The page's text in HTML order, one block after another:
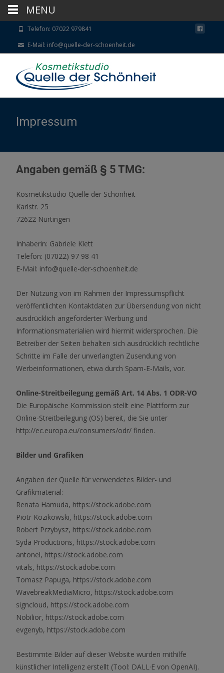
Telefon: 07022 979841
E-Mail: info@quelle-der-schoenheit.de
Impressum
Angaben gemäß § 5 TMG:
Kosmetikstudio Quelle der Schönheit
Karlstr. 25
72622 Nürtingen
Inhaberin: Gabriele Klett
Telefon: (07022) 97 98 41
E-Mail: info@quelle-der-schoenheit.de
Der Nutzung von im Rahmen der Impressumspflicht
veröffentlichten Kontaktdaten zur Übersendung von nicht
ausdrücklich angeforderter Werbung und
Informationsmaterialien wird hiermit widersprochen. Die
Betreiber der Seiten behalten sich ausdrücklich rechtliche
Schritte im Falle der unverlangten Zusendung von
Werbeinformationen, etwa durch Spam-E-Mails, vor.
Online-Streitbeilegung gemäß Art. 14 Abs. 1 ODR-VO
Die Europäische Kommission stellt eine Plattform zur
Online-Streitbeilegung (OS) bereit, die Sie unter
http://ec.europa.eu/consumers/odr/ finden.
Bilder und Grafiken
Angaben der Quelle für verwendetes Bilder- und
Grafikmaterial:
Renata Hamuda, https://stock.adobe.com
Piotr Kozikowski, https://stock.adobe.com
Robert Przybysz, https://stock.adobe.com
Syda Productions, https://stock.adobe.com
antonel, https://stock.adobe.com
vitals, https://stock.adobe.com
Tomasz Papuga, https://stock.adobe.com
WavebreakMediaMicro, https://stock.adobe.com
signcloud, https://stock.adobe.com
Nobilior, https://stock.adobe.com
evgenyb, https://stock.adobe.com
Bestimmte Bilder auf dieser Website wurden mithilfe
künstlicher Intelligenz erstellt (Tool: DALL·E von OpenAI).
MENU